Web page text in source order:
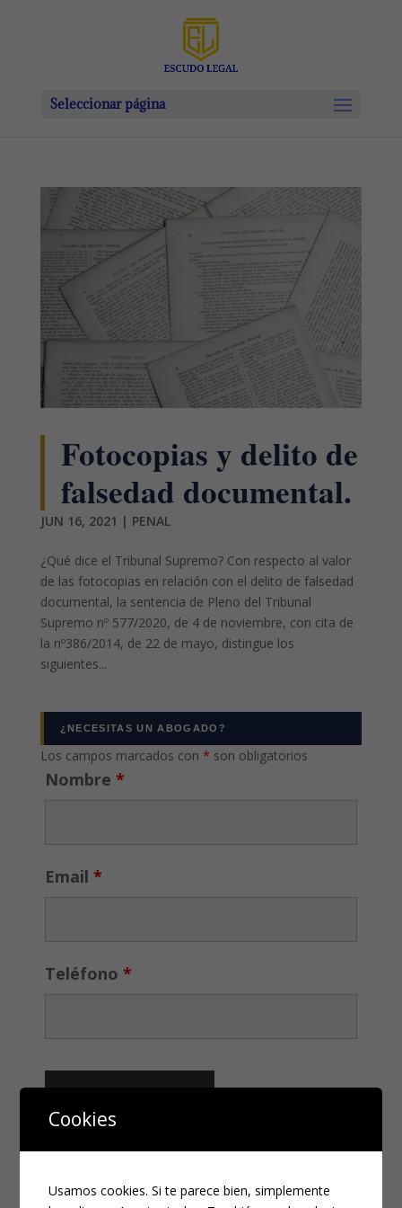
Seleccionar página
Fotocopias y delito de
falsedad documental.
JUN 16, 2021 | PENAL
¿Qué dice el Tribunal Supremo? Con respecto al valor
de las fotocopias en relación con el delito de falsedad
documental, la sentencia de Pleno del Tribunal
Supremo nº 577/2020, de 4 de noviembre, con cita de
la nº386/2014, de 22 de mayo, distingue los
siguientes...
¿NECESITAS UN ABOGADO?
Los campos marcados con * son obligatorios
Nombre *
Email *
Teléfono *
CATEGORÍAS
Cookies
Usamos cookies. Si te parece bien, simplemente